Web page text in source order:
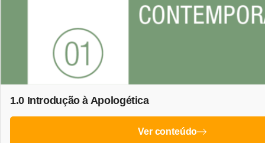
1.0 Introdução à Apologética
Ver conteúdo